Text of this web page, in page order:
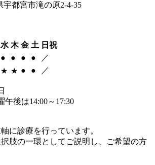
都宮市滝の原2-4-35
水 木 金 土 日祝
● ● ● ●
／
★ ★ ● ● ／
後は14:00～17:30
に診療を行っています。
肢の一環としてご説明し、ご希望の方